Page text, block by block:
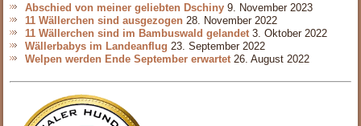
Abschied von meiner geliebten Dschiny 9. November 2023
11 Wällerchen sind ausgezogen 28. November 2022
11 Wällerchen sind im Bambuswald gelandet 3. Oktober 2022
Wällerbabys im Landeanflug 23. September 2022
Welpen werden Ende September erwartet 26. August 2022